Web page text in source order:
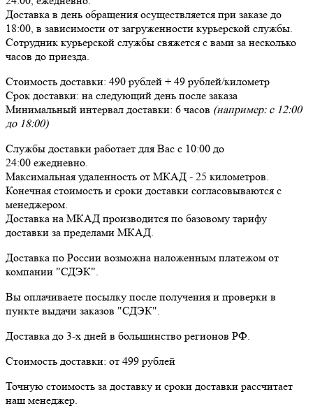
Доставка в день обращения осуществляется при заказе до
18:00, в зависимости от загруженности курьерской службы.
Сотрудник курьерской службы свяжется с вами за несколько
часов до приезда.
Стоимость доставки: 490 рублей + 49 рублей/километр
Срок доставки: на следующий день после заказа
Минимальный интервал доставки: 6 часов (например: с 12:00
до 18:00)
Службы доставки работает для Вас с 10:00 до
24:00 ежедневно.
Максимальная удаленность от МКАД - 25 километров.
Конечная стоимость и сроки доставки согласовываются с
менеджером.
Доставка на МКАД производится по базовому тарифу
доставки за пределами МКАД.
Доставка по России возможна наложенным платежом от
компании "СДЭК".
Вы оплачиваете посылку после получения и проверки в
пункте выдачи заказов "СДЭК".
Доставка до 3-х дней в большинство регионов РФ.
Стоимость доставки: от 499 рублей
Точную стоимость за доставку и сроки доставки рассчитает
наш менеджер.